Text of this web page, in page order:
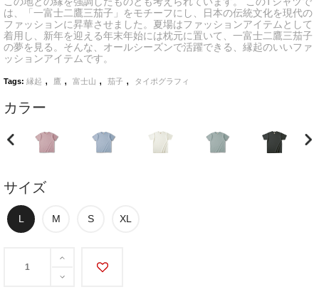
は、「一富士二鷹三茄子」をモチーフにし、日本の伝統文化を現代の
ファッションに昇華させました。夏場はファッションアイテムとして
着用し、新年を迎える年末年始には枕元に置いて、一富士二鷹三茄子
の夢を見る。そんな、オールシーズンで活躍できる、縁起のいいファ
ッションアイテムです。
Tags: 縁起 , 鷹 , 富士山 , 茄子 , タイポグラフィ
カラー
サイズ